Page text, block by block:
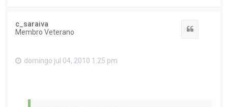
c_saraiva
Membro Veterano
domingo jul 04, 2010 1:25 pm